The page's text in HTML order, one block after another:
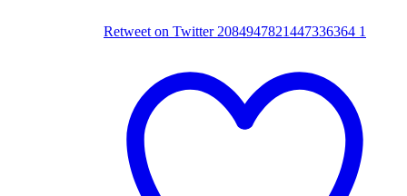
Retweet on Twitter 2084947821447336364 1